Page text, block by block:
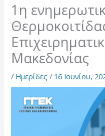
1η
Μακεδονίας
/ Ημερίδες / 16 Ιουνίου,